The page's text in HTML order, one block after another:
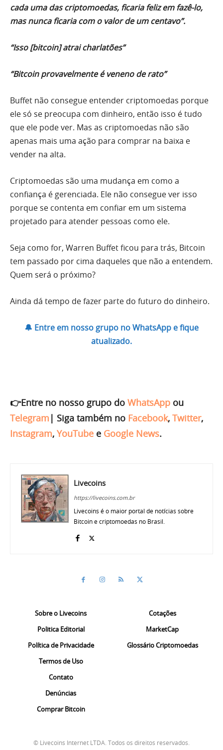
cada uma das criptomoedas, ficaria feliz em fazê-lo,
mas nunca ficaria com o valor de um centavo”.
“Isso [bitcoin] atrai charlatões”
“Bitcoin provavelmente é veneno de rato”
Buffet não consegue entender criptomoedas porque
ele só se preocupa com dinheiro, então isso é tudo
que ele pode ver. Mas as criptomoedas não são
apenas mais uma ação para comprar na baixa e
vender na alta.
Criptomoedas são uma mudança em como a
confiança é gerenciada. Ele não consegue ver isso
porque se contenta em confiar em um sistema
projetado para atender pessoas como ele.
Seja como for, Warren Buffet ficou para trás, Bitcoin
tem passado por cima daqueles que não a entendem.
Quem será o próximo?
Ainda dá tempo de fazer parte do futuro do dinheiro.
🔔 Entre em nosso grupo no WhatsApp e fique
atualizado.
👉Entre no nosso grupo do WhatsApp ou
Telegram | Siga também no Facebook, Twitter,
Instagram, YouTube e Google News.
Livecoins
https://livecoins.com.br
Livecoins é o maior portal de notícias sobre
Bitcoin e criptomoedas no Brasil.
Sobre o Livecoins
Politica Editorial
Política de Privacidade
Termos de Uso
Contato
Denúncias
Comprar Bitcoin
Cotações
MarketCap
Glossário Criptomoedas
© Livecoins Internet LTDA. Todos os direitos reservados.